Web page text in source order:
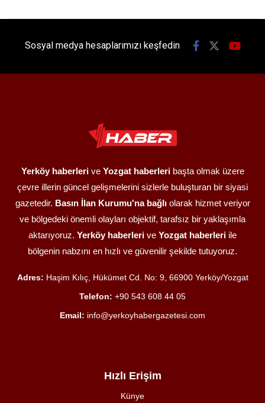
Sosyal medya hesaplarımızı keşfedin
Yerköy haberlerive Yozgat haberleribaşta olmak üzere
çevre illerin güncel gelişmelerini sizlerle buluşturan bir siyasi
gazetedir. Basın İlan Kurumu'na bağlıolarak hizmet veriyor
ve bölgedeki önemli olayları objektif, tarafsız bir yaklaşımla
aktarıyoruz. Yerköy haberleri ve Yozgat haberleri ile
bölgenin nabzını en hızlı ve güvenilir şekilde tutuyoruz.
Adres: Haşim Kılıç, Hükümet Cd. No: 9, 66900 Yerköy/Yozgat
Telefon: +90 543 608 44 05
Email: info@yerkoyhabergazetesi.com
Hızlı Erişim
Künye